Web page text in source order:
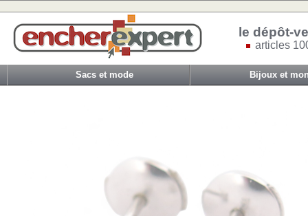
le dépôt-
articles
Sacs et mode Bijoux et